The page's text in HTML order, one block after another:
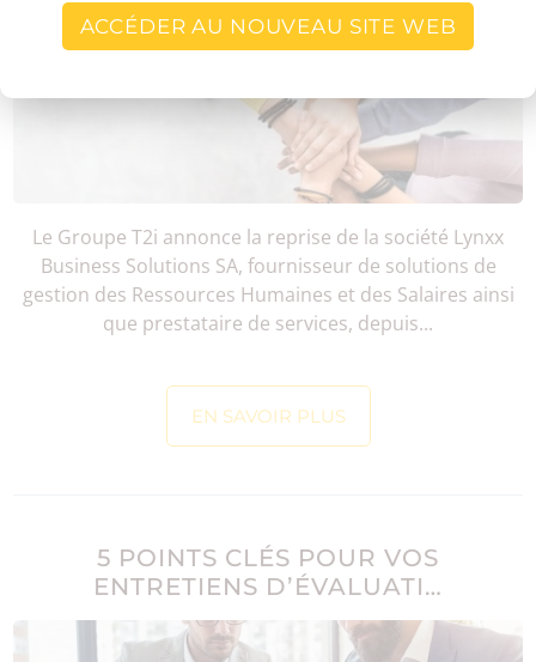
ACCÉDER AU NOUVEAU SITE WEB
LYNXX BUSINESS SO…
Le Groupe T2i annonce la reprise de la société Lynxx
Business Solutions SA, fournisseur de solutions de
gestion des Ressources Humaines et des Salaires ainsi
que prestataire de services, depuis...
EN SAVOIR PLUS
5 POINTS CLÉS POUR VOS
ENTRETIENS D’ÉVALUATI…